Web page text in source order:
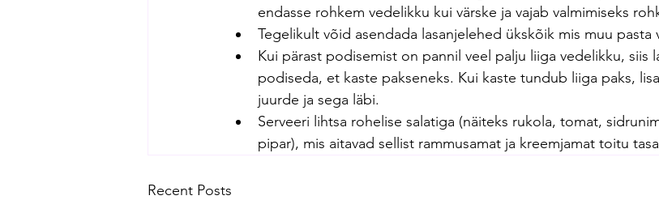
endasse rohkem vedelikku kui värske ja vajab valmimiseks
Tegelikult võid asendada lasanjelehed ükskõik mis muu pasta
Kui pärast podisemist on pannil veel palju liiga vedelikku, siis
podiseda, et kaste pakseneks. Kui kaste tundub liiga paks,
juurde ja sega läbi.
Serveeri lihtsa rohelise salatiga (näiteks rukola, tomat,
pipar), mis aitavad sellist rammusamat ja kreemjamat toitu
Recent Posts